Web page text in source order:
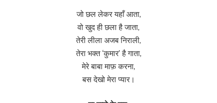
जो छल लेकर यहाँ आता,
वो खुद ही छला है जाता,
तेरी लीला अजब निराली,
तेरा भक्त ‘कुमार’ है गाता,
मेरे बाबा माफ़ करना,
बस देखो मेरा प्यार।